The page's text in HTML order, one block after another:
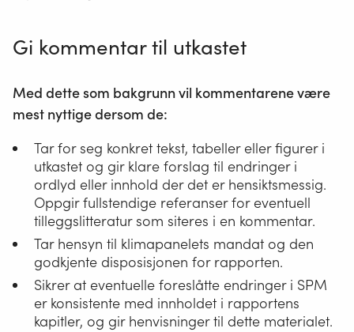
Gi kommentar til utkastet
Med dette som bakgrunn vil kommentarene være
mest nyttige dersom de:
Tar for seg konkret tekst, tabeller eller figurer i
utkastet og gir klare forslag til endringer i
ordlyd eller innhold der det er hensiktsmessig.
Oppgir fullstendige referanser for eventuell
tilleggslitteratur som siteres i en kommentar.
Tar hensyn til klimapanelets mandat og den
godkjente disposisjonen for rapporten.
Sikrer at eventuelle foreslåtte endringer i SPM
er konsistente med innholdet i rapportens
kapitler, og gir henvisninger til dette materialet.